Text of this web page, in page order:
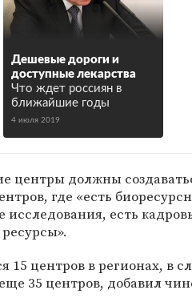
Дешевые дороги и
доступные лекарства
Что ждет россиян в
ближайшие годы
4 июля 2019
центры должны
где «есть
исследования, есть
15 центров в регионах, в
35 центров, добавил